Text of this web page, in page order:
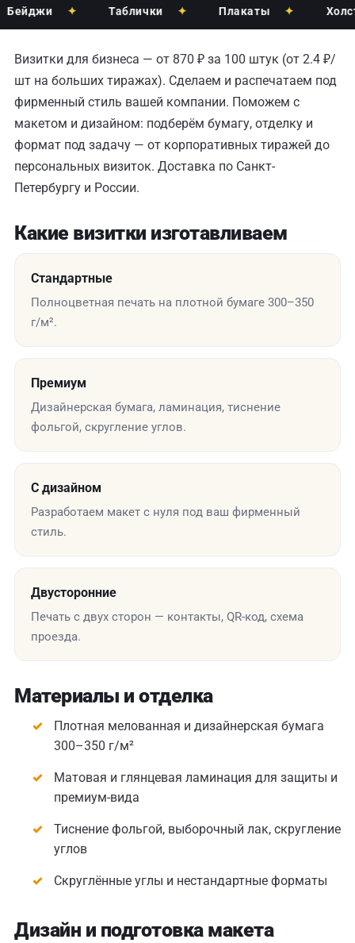
✦ Таблички ✦ Плакаты ✦ Холсты ✦
Визитки для бизнеса — от 870 ₽ за 100 штук (от 2.4 ₽/
шт на больших тиражах). Сделаем и распечатаем под
фирменный стиль вашей компании. Поможем с
макетом и дизайном: подберём бумагу, отделку и
формат под задачу — от корпоративных тиражей до
персональных визиток. Доставка по Санкт-
Петербургу и России.
Какие визитки изготавливаем
Стандартные
Полноцветная печать на плотной бумаге 300–350
г/м².
Премиум
Дизайнерская бумага, ламинация, тиснение
фольгой, скругление углов.
С дизайном
Разработаем макет с нуля под ваш фирменный
стиль.
Двусторонние
Печать с двух сторон — контакты, QR-код, схема
проезда.
Материалы и отделка
Плотная мелованная и дизайнерская бумага
300–350 г/м²
Матовая и глянцевая ламинация для защиты и
премиум-вида
Тиснение фольгой, выборочный лак, скругление
углов
Скруглённые углы и нестандартные форматы
Дизайн и подготовка макета